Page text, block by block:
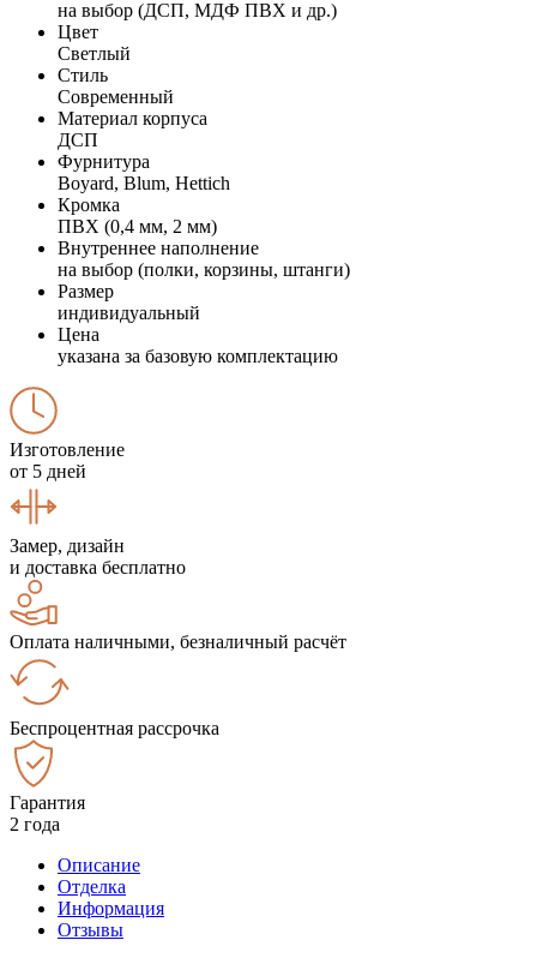
на выбор (ДСП, МДФ ПВХ и др.)
Цвет
Светлый
Стиль
Современный
Материал корпуса
ДСП
Фурнитура
Boyard, Blum, Hettich
Кромка
ПВХ (0,4 мм, 2 мм)
Внутреннее наполнение
на выбор (полки, корзины, штанги)
Размер
индивидуальный
Цена
указана за базовую комплектацию
Изготовление
от 5 дней
Замер, дизайн
и доставка бесплатно
Оплата наличными, безналичный расчёт
Беспроцентная рассрочка
Гарантия
2 года
Описание
Отделка
Информация
Отзывы